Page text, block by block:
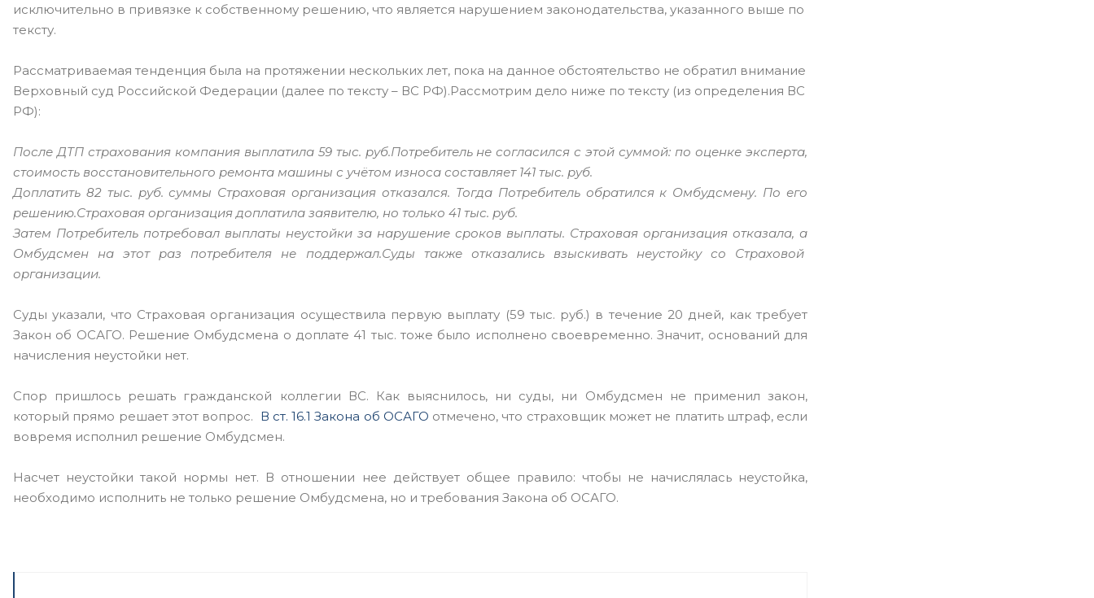
исключительно в привязке к собственному решению, что является нарушением законодательства, указанного выше по
тексту.
Рассматриваемая тенденция была на протяжении нескольких лет, пока на данное обстоятельство не обратил внимание
Верховный суд Российской Федерации (далее по тексту – ВС РФ).Рассмотрим дело ниже по тексту (из определения ВС
РФ):
После ДТП страхования компания выплатила 59 тыс. руб.Потребитель не согласился с этой суммой: по оценке эксперта,
стоимость восстановительного ремонта машины с учётом износа составляет 141 тыс. руб.
Доплатить 82 тыс. руб. суммы Страховая организация отказался. Тогда Потребитель обратился к Омбудсмену. По его
решению.Страховая организация доплатила заявителю, но только 41 тыс. руб.
Затем Потребитель потребовал выплаты неустойки за нарушение сроков выплаты. Страховая организация отказала, а
Омбудсмен на этот раз потребителя не поддержал.Суды также отказались взыскивать неустойку со Страховой
организации.
Суды указали, что Страховая организация осуществила первую выплату (59 тыс. руб.) в течение 20 дней, как требует
Закон об ОСАГО. Решение Омбудсмена о доплате 41 тыс. тоже было исполнено своевременно. Значит, оснований для
начисления неустойки нет.
Спор пришлось решать гражданской коллегии ВС. Как выяснилось, ни суды, ни Омбудсмен не применил закон,
который прямо решает этот вопрос. В ст. 16.1 Закона об ОСАГО отмечено, что страховщик может не платить штраф, если
вовремя исполнил решение Омбудсмен.
Насчет неустойки такой нормы нет. В отношении нее действует общее правило: чтобы не начислялась неустойка,
необходимо исполнить не только решение Омбудсмена, но и требования Закона об ОСАГО.